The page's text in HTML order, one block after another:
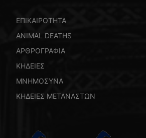
ΕΠΙΚΑΙΡΟΤΗΤΑ
ANIMAL DEATHS
ΑΡΘΡΟΓΡΑΦΙΑ
ΚΗΔΕΙΕΣ
ΜΝΗΜΟΣΥΝΑ
ΚΗΔΕΙΕΣ ΜΕΤΑΝΑΣΤΩΝ